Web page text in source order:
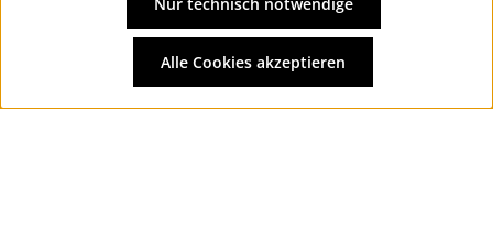
und ggf. Nachnahmegebühren, wenn nicht anders
angegeben.
Alle Cookies akzeptieren